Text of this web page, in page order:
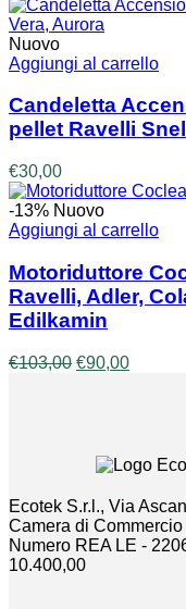
Nuovo
Aggiungi al carrello
Candeletta
pellet Ravelli
€30,00
-13% Nuovo
Aggiungi al carrello
Motoriduttore
Ravelli, Adler,
Edilkamin
€103,00 Il
€90,00Il
Ecotek S.r.l., Via
Camera di
Numero REA LE -
10.400,00